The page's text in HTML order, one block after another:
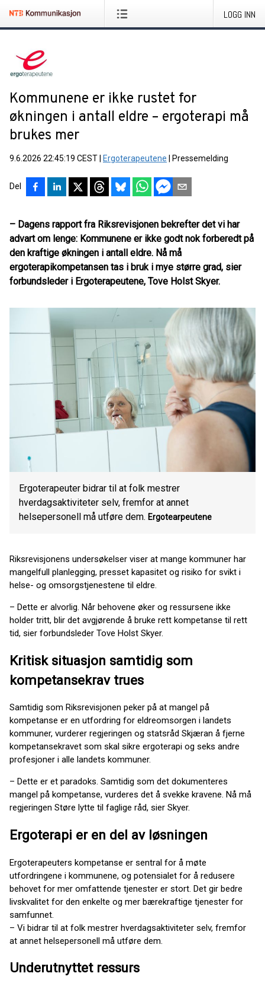
LOGG INN
Kommunene er ikke rustet for
økningen i antall eldre – ergoterapi må
brukes mer
9.6.2026 22:45:19 CEST Ergoterapeutene Pressemelding
Del
– Dagens rapport fra Riksrevisjonen bekrefter det vi har
advart om lenge: Kommunene er ikke godt nok forberedt på
den kraftige økningen i antall eldre. Nå må
ergoterapikompetansen tas i bruk i mye større grad, sier
forbundsleder i Ergoterapeutene, Tove Holst Skyer.
Ergoterapeuter bidrar til at folk mestrer
hverdagsaktiviteter selv, fremfor at annet
helsepersonell må utføre dem. Ergotearpeutene
Riksrevisjonens undersøkelser viser at mange kommuner har
mangelfull planlegging, presset kapasitet og risiko for svikt i
helse- og omsorgstjenestene til eldre.
– Dette er alvorlig. Når behovene øker og ressursene ikke
holder tritt, blir det avgjørende å bruke rett kompetanse til rett
tid, sier forbundsleder Tove Holst Skyer.
Kritisk situasjon samtidig som
kompetansekrav trues
Samtidig som Riksrevisjonen peker på at mangel på
kompetanse er en utfordring for eldreomsorgen i landets
kommuner, vurderer regjeringen og statsråd Skjæran å fjerne
kompetansekravet som skal sikre ergoterapi og seks andre
profesjoner i alle landets kommuner.
– Dette er et paradoks. Samtidig som det dokumenteres
mangel på kompetanse, vurderes det å svekke kravene. Nå må
regjeringen Støre lytte til faglige råd, sier Skyer.
Ergoterapi er en del av løsningen
Ergoterapeuters kompetanse er sentral for å møte
utfordringene i kommunene, og potensialet for å redusere
behovet for mer omfattende tjenester er stort. Det gir bedre
livskvalitet for den enkelte og mer bærekraftige tjenester for
samfunnet.
– Vi bidrar til at folk mestrer hverdagsaktiviteter selv, fremfor
at annet helsepersonell må utføre dem.
Underutnyttet ressurs